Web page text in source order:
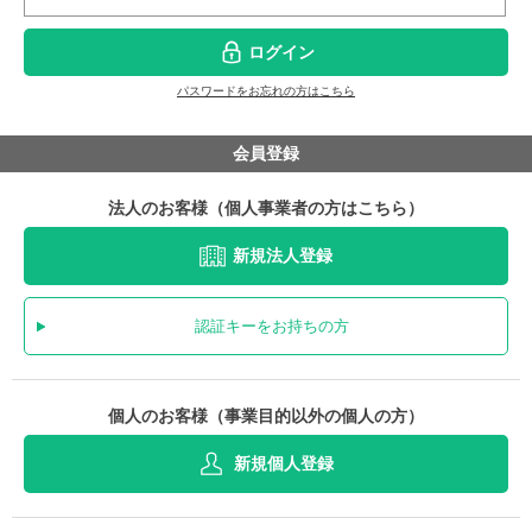
ログイン
パスワードをお忘れの方はこちら
会員登録
法人のお客様（個人事業者の方はこちら）
新規法人登録
認証キーをお持ちの方
個人のお客様（事業目的以外の個人の方）
新規個人登録